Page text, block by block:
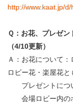
http://www.kaat.jp/
Ｑ：お花、プレゼ
（4/10更新）
Ａ：お花について：
ロビー花・楽屋花と
プレゼントについ
会場ロビー内のポ